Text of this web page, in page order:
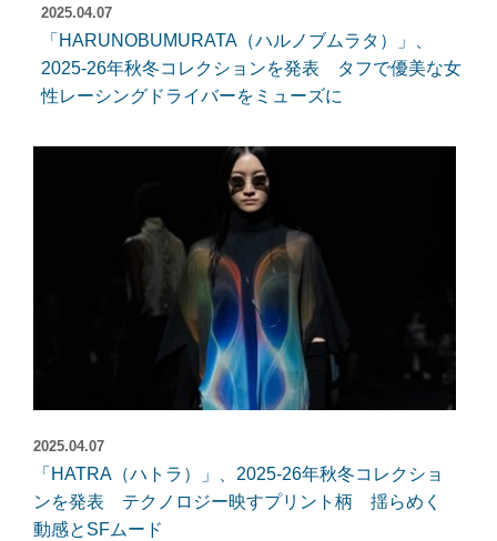
2025.04.07
「HARUNOBUMURATA（ハルノブムラタ）」、
2025-26年秋冬コレクションを発表 タフで優美な女
性レーシングドライバーをミューズに
2025.04.07
「HATRA（ハトラ）」、2025-26年秋冬コレクショ
ンを発表 テクノロジー映すプリント柄 揺らめく
動感とSFムード